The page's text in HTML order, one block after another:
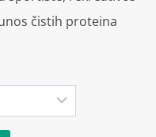
čistih proteina